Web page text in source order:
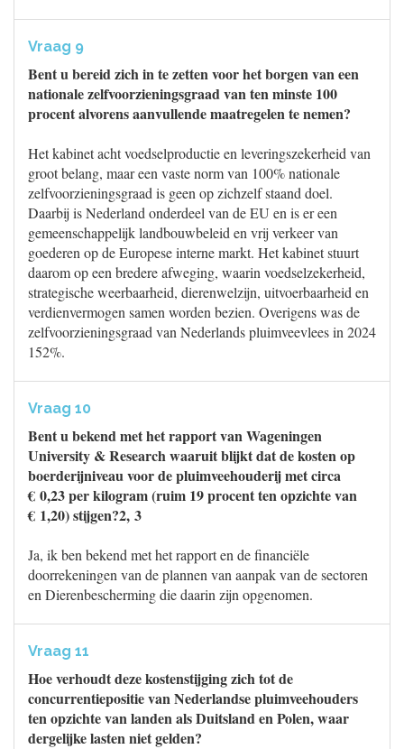
Vraag 9
Bent u bereid zich in te zetten voor het borgen van een
nationale zelfvoorzieningsgraad van ten minste 100
procent alvorens aanvullende maatregelen te nemen?
Het kabinet acht voedselproductie en leveringszekerheid van
groot belang, maar een vaste norm van 100% nationale
zelfvoorzieningsgraad is geen op zichzelf staand doel.
Daarbij is Nederland onderdeel van de EU en is er een
gemeenschappelijk landbouwbeleid en vrij verkeer van
goederen op de Europese interne markt. Het kabinet stuurt
daarom op een bredere afweging, waarin voedselzekerheid,
strategische weerbaarheid, dierenwelzijn, uitvoerbaarheid en
verdienvermogen samen worden bezien. Overigens was de
zelfvoorzieningsgraad van Nederlands pluimveevlees in 2024
152%.
Vraag 10
Bent u bekend met het rapport van Wageningen
University & Research waaruit blijkt dat de kosten op
boerderijniveau voor de pluimveehouderij met circa
€ 0,23 per kilogram (ruim 19 procent ten opzichte van
€ 1,20) stijgen?2, 3
Ja, ik ben bekend met het rapport en de financiële
doorrekeningen van de plannen van aanpak van de sectoren
en Dierenbescherming die daarin zijn opgenomen.
Vraag 11
Hoe verhoudt deze kostenstijging zich tot de
concurrentiepositie van Nederlandse pluimveehouders
ten opzichte van landen als Duitsland en Polen, waar
dergelijke lasten niet gelden?